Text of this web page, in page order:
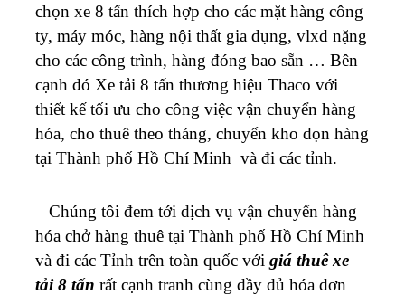
chọn xe 8 tấn thích hợp cho các mặt hàng công
ty, máy móc, hàng nội thất gia dụng, vlxd nặng
cho các công trình, hàng đóng bao sẵn … Bên
cạnh đó Xe tải 8 tấn thương hiệu Thaco với
thiết kế tối ưu cho công việc vận chuyển hàng
hóa, cho thuê theo tháng, chuyển kho dọn hàng
tại Thành phố Hồ Chí Minh và đi các tỉnh.
Chúng tôi đem tới dịch vụ vận chuyển hàng
hóa chở hàng thuê tại Thành phố Hồ Chí Minh
và đi các Tỉnh trên toàn quốc với giá thuê xe
tải 8 tấn rất cạnh tranh cùng đầy đủ hóa đơn